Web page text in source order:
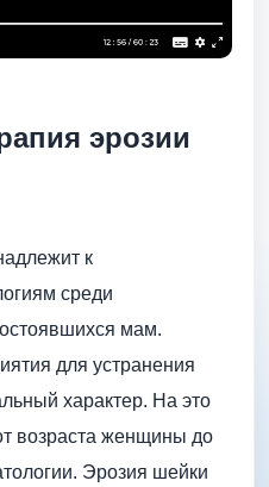
эрозии
к
среди
мам.
для устранения
характер. На это
возраста женщины до
Эрозия шейки